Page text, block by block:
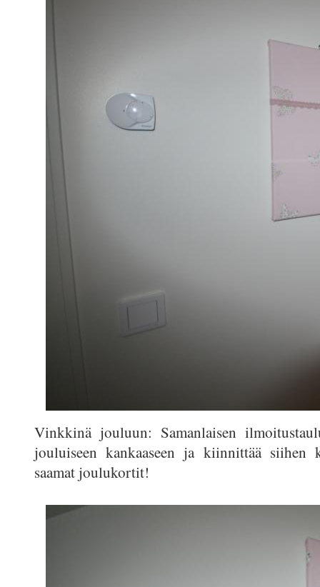
Vinkkinä jouluun: Samanlaisen
jouluiseen kankaaseen ja kiinnittää siihen
saamat joulukortit!